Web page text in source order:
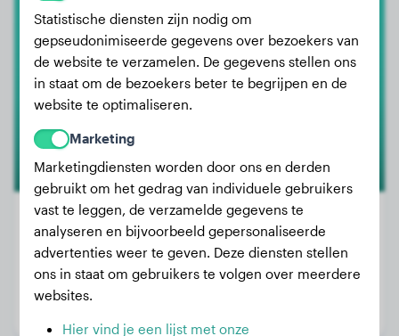
Rex
Gewicht:
5 kg
Leeftijd:
Statistische diensten zijn nodig om
gepseudonimiseerde gegevens over bezoekers van
de website te verzamelen. De gegevens stellen ons
in staat om de bezoekers beter te begrijpen en de
website te optimaliseren.
Marketing
Marketingdiensten worden door ons en derden
gebruikt om het gedrag van individuele gebruikers
vast te leggen, de verzamelde gegevens te
analyseren en bijvoorbeeld gepersonaliseerde
advertenties weer te geven. Deze diensten stellen
ons in staat om gebruikers te volgen over meerdere
websites.
Hier vind je een lijst met onze